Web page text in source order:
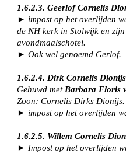
1.6.2.3. Geerlof Cornelis
► impost op het overlijden
de NH kerk in Stolwijk en
avondmaalschotel.
► Ook wel genoemd Gerlof.
1.6.2.4. Dirk Cornelis Dionijs
Gehuwd met Barbara Floris
Zoon: Cornelis Dirks Dionijs.
► impost op het overlijden
1.6.2.5. Willem Cornelis
► Impost op het overlijden